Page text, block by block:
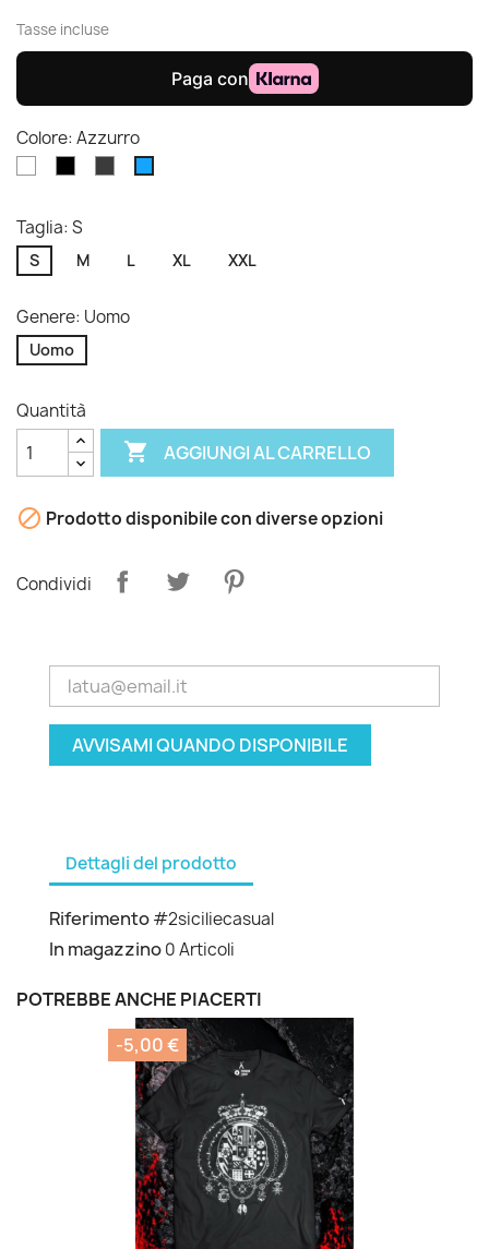
Tasse incluse
Colore: Azzurro
Taglia: S
S M L XL XXL
Genere: Uomo
Uomo
Quantità
 AGGIUNGI AL CARRELLO
 Prodotto disponibile con diverse opzioni
Condividi
AVVISAMI QUANDO DISPONIBILE
Dettagli del prodotto
Riferimento#2siciliecasual
In magazzino0 Articoli
POTREBBE ANCHE PIACERTI
-5,00 €